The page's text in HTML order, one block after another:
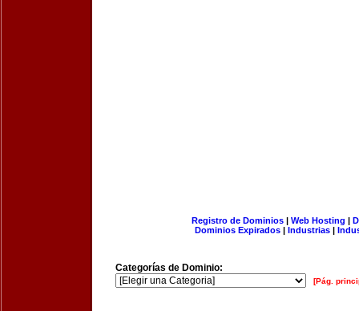
Registro de Dominios| Web Hosting |
Dominios Expirados | Industrias |
Categorías de Dominio:
[Pág.